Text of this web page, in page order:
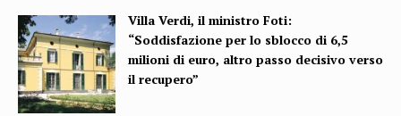
Villa Verdi, il ministro Foti:
“Soddisfazione per lo sblocco di 6,5
milioni di euro, altro passo decisivo verso
il recupero”